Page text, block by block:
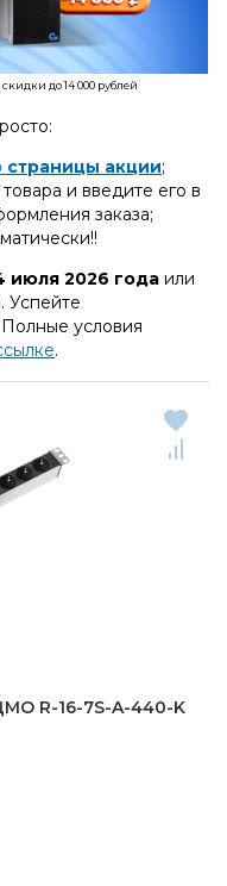
до 14 000 рублей
страницы акции;
и введите его в
заказа;
июля 2026 года или
Успейте
условия
.
R-16-7S-A-440-K